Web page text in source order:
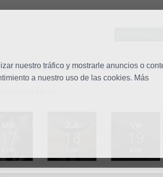
nuestro tráfico y mostrarle anuncios o
a nuestro uso de las cookies. Más
somos Misión Vocaciones
Ordinario, Año par